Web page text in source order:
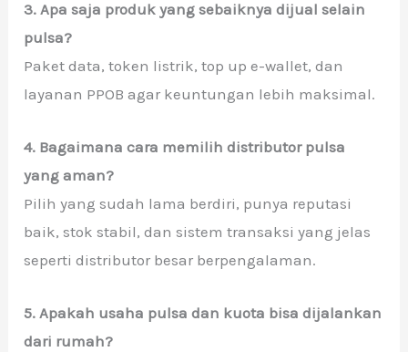
3. Apa saja produk yang sebaiknya dijual selain
pulsa?
Paket data, token listrik, top up e-wallet, dan
layanan PPOB agar keuntungan lebih maksimal.
4. Bagaimana cara memilih distributor pulsa
yang aman?
Pilih yang sudah lama berdiri, punya reputasi
baik, stok stabil, dan sistem transaksi yang jelas
seperti distributor besar berpengalaman.
5. Apakah usaha pulsa dan kuota bisa dijalankan
dari rumah?